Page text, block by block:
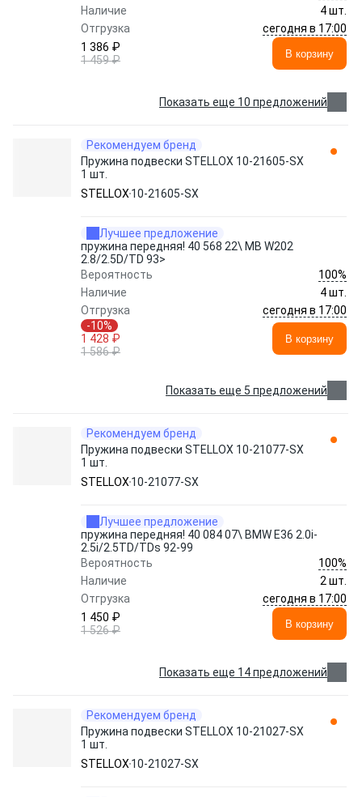
Наличие
4 шт.
Отгрузка
сегодня в 17:00
1 386 ₽
1 459 ₽
В корзину
Показать еще 10 предложений
Рекомендуем бренд
Пружина подвески STELLOX 10-21605-SX
1 шт.
STELLOX 10-21605-SX
Лучшее предложение
пружина передняя! 40 568 22\ MB W202
2.8/2.5D/TD 93>
Вероятность
100%
Наличие
4 шт.
Отгрузка
сегодня в 17:00
-10%
1 428 ₽
1 586 ₽
В корзину
Показать еще 5 предложений
Рекомендуем бренд
Пружина подвески STELLOX 10-21077-SX
1 шт.
STELLOX 10-21077-SX
Лучшее предложение
пружина передняя! 40 084 07\ BMW E36 2.0i-
2.5i/2.5TD/TDs 92-99
Вероятность
100%
Наличие
2 шт.
Отгрузка
сегодня в 17:00
1 450 ₽
1 526 ₽
В корзину
Показать еще 14 предложений
Рекомендуем бренд
Пружина подвески STELLOX 10-21027-SX
1 шт.
STELLOX 10-21027-SX